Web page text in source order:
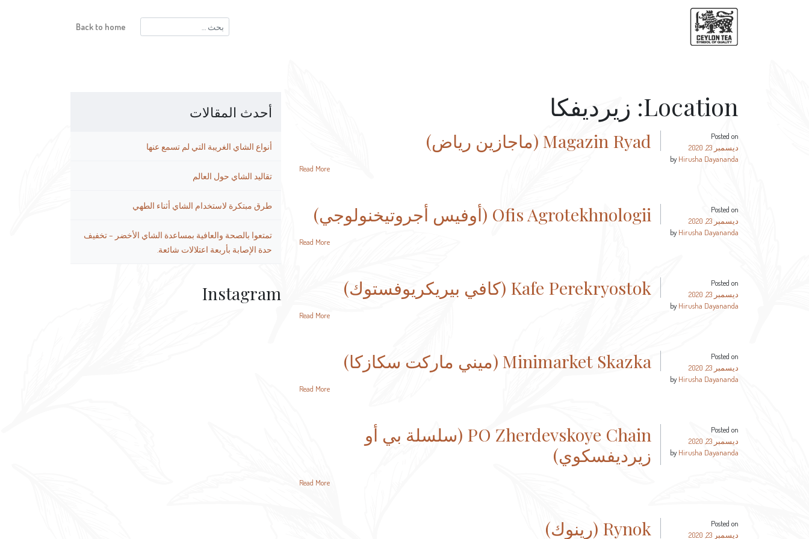
البحث
عن:
Back to home
Location: زيرديفكا
Posted on
ديسمبر 23, 2020
by Hirusha Dayananda
Magazin Ryad (ماجازين رياض)
Read More
Posted on
ديسمبر 23, 2020
by Hirusha Dayananda
Ofis Agrotekhnologii (أوفيس أجروتيخنولوجي)
Read More
Posted on
ديسمبر 23, 2020
by Hirusha Dayananda
Kafe Perekryostok (كافي بيريكريوفستوك)
Read More
Posted on
ديسمبر 23, 2020
by Hirusha Dayananda
Minimarket Skazka (ميني ماركت سكازكا)
Read More
Posted on
ديسمبر 23, 2020
by Hirusha Dayananda
PO Zherdevskoye Chain (سلسلة بي أو
زيرديفسكوي)
Read More
Posted on
ديسمبر 23, 2020
Rynok (رينوك)
أحدث المقالات
أنواع الشاي الغريبة التي لم تسمع عنها
تقاليد الشاي حول العالم
طرق مبتكرة لاستخدام الشاي أثناء الطهي
تمتعوا بالصحة والعافية بمساعدة الشاي الأخضر – تخفيف
حدة الإصابة بأربعة اعتلالات شائعة.
Instagram